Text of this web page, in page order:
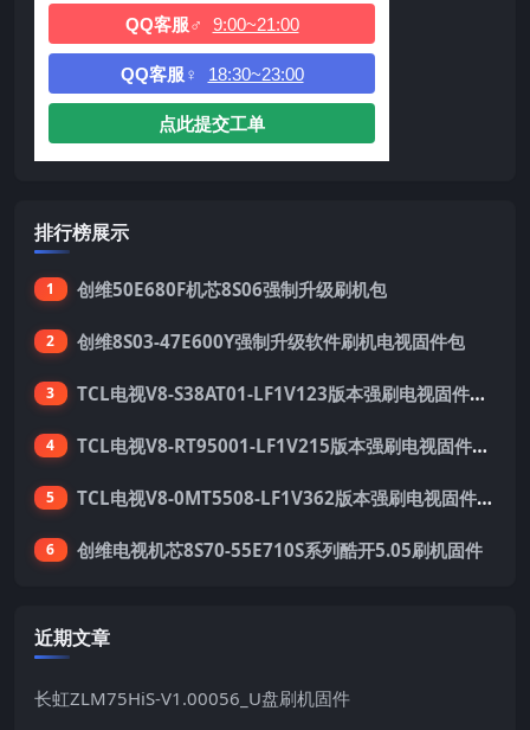
QQ客服♂ 9:00~21:00
QQ客服♀ 18:30~23:00
点此提交工单
排行榜展示
1 创维50E680F机芯8S06强制升级刷机包
2 创维8S03-47E600Y强制升级软件刷机电视固件包
3 TCL电视V8-S38AT01-LF1V123版本强刷电视固件包下载
4 TCL电视V8-RT95001-LF1V215版本强刷电视固件包下载
5 TCL电视V8-0MT5508-LF1V362版本强刷电视固件包下载
6 创维电视机芯8S70-55E710S系列酷开5.05刷机固件
近期文章
长虹ZLM75HiS-V1.00056_U盘刷机固件